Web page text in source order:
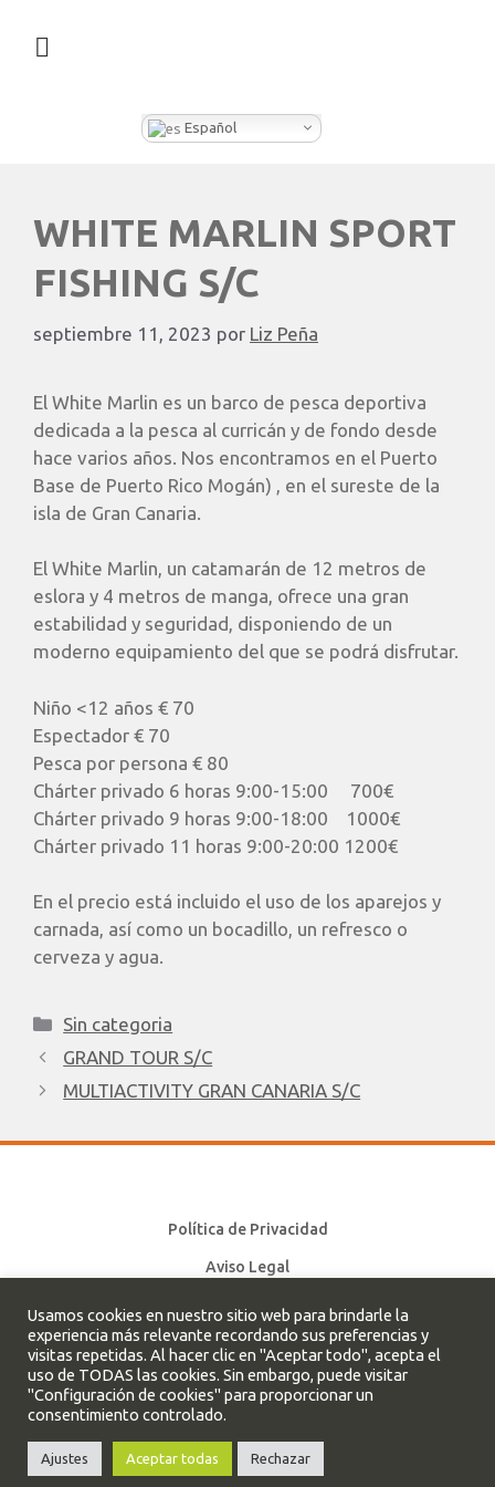
Español
WHITE MARLIN SPORT
FISHING S/C
septiembre 11, 2023 por Liz Peña
El White Marlin es un barco de pesca deportiva
dedicada a la pesca al curricán y de fondo desde
hace varios años. Nos encontramos en el Puerto
Base de Puerto Rico Mogán) , en el sureste de la
isla de Gran Canaria.
El White Marlin, un catamarán de 12 metros de
eslora y 4 metros de manga, ofrece una gran
estabilidad y seguridad, disponiendo de un
moderno equipamiento del que se podrá disfrutar.
Niño <12 años € 70
Espectador € 70
Pesca por persona € 80
Chárter privado 6 horas 9:00-15:00 700€
Chárter privado 9 horas 9:00-18:00 1000€
Chárter privado 11 horas 9:00-20:00 1200€
En el precio está incluido el uso de los aparejos y
carnada, así como un bocadillo, un refresco o
cerveza y agua.
Sin categoria
GRAND TOUR S/C
MULTIACTIVITY GRAN CANARIA S/C
Política de Privacidad
Aviso Legal
Política de cookies
Cleverbox. Todos los derechos reservados.
Usamos cookies en nuestro sitio web para brindarle la
experiencia más relevante recordando sus preferencias y
visitas repetidas. Al hacer clic en "Aceptar todo", acepta el
uso de TODAS las cookies. Sin embargo, puede visitar
"Configuración de cookies" para proporcionar un
consentimiento controlado.
Ajustes Aceptar todas Rechazar